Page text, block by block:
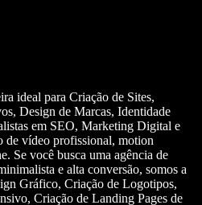
ideal para Criação de Sites,
Design de Marcas, Identidade
em SEO, Marketing Digital e
de vídeo profissional, motion
Se você busca uma agência de
e alta conversão, somos a
Gráfico, Criação de Logotipos,
Criação de Landing Pages de